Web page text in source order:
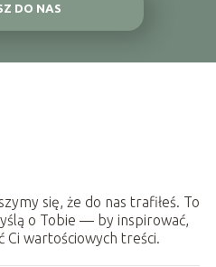
DO NAS
się, że do nas trafiłeś. To
o Tobie — by inspirować,
Ci wartościowych treści.